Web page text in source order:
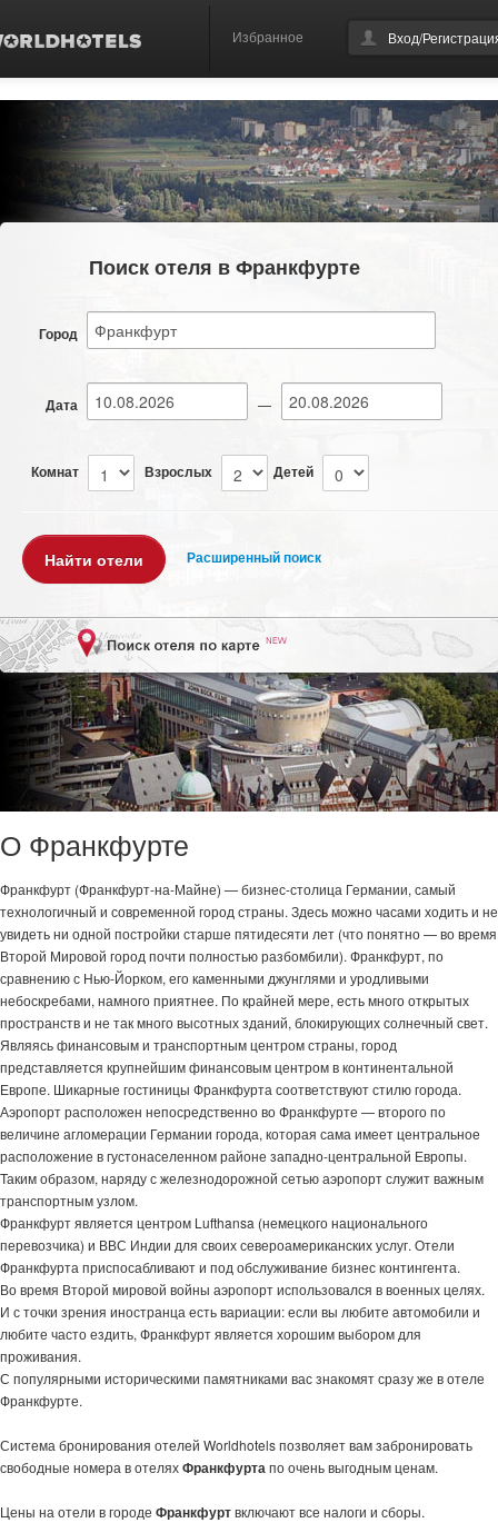
Избранное Вход/
Поиск отеля в Франкфурте
Город
Дата —
Комнат Взрослых Детей
Расширенный поиск
О Франкфурте
Франкфурт (Франкфурт-на-Майне) — бизнес-столица Германии, самый
технологичный и современной город страны. Здесь можно часами ходить и не
увидеть ни одной постройки старше пятидесяти лет (что понятно — во время
Второй Мировой город почти полностью разбомбили). Франкфурт, по
сравнению с Нью-Йорком, его каменными джунглями и уродливыми
небоскребами, намного приятнее. По крайней мере, есть много открытых
пространств и не так много высотных зданий, блокирующих солнечный свет.
Являясь финансовым и транспортным центром страны, город
представляется крупнейшим финансовым центром в континентальной
Европе. Шикарные гостиницы Франкфурта соответствуют стилю города.
Аэропорт расположен непосредственно во Франкфурте — второго по
величине агломерации Германии города, которая сама имеет центральное
расположение в густонаселенном районе западно-центральной Европы.
Таким образом, наряду с железнодорожной сетью аэропорт служит важным
транспортным узлом.
Франкфурт является центром Lufthansa (немецкого национального
перевозчика) и ВВС Индии для своих североамериканских услуг. Отели
Франкфурта приспосабливают и под обслуживание бизнес контингента.
Во время Второй мировой войны аэропорт использовался в военных целях.
И с точки зрения иностранца есть вариации: если вы любите автомобили и
любите часто ездить, Франкфурт является хорошим выбором для
проживания.
С популярными историческими памятниками вас знакомят сразу же в отеле
Франкфурте.
Система бронирования отелей Worldhotels позволяет вам забронировать
свободные номера в отеляхФранкфуртапо очень выгодным ценам.
Цены на отели в городе Франкфуртвключают все налоги и сборы.